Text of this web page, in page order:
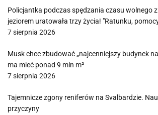
Policjantka podczas spędzania czasu wolnego
jeziorem uratowała trzy życia! "Ratunku,
7 sierpnia 2026
Musk chce zbudować „najcenniejszy budynek
ma mieć ponad 9 mln m²
7 sierpnia 2026
Tajemnicze zgony reniferów na Svalbardzie.
przyczyny